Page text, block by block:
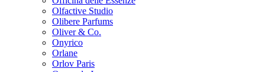
Olfactive Studio
Olibere Parfums
Oliver & Co.
Onyrico
Orlane
Orlov Paris